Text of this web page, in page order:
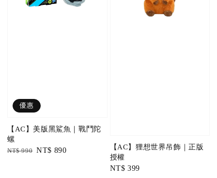
優惠
【AC】美版黑鯊魚｜戰鬥陀
螺
Regular
NT$ 990 Sale
NT$ 890
【AC】狸想世界吊飾｜正版
授權
Regular
NT$ 399